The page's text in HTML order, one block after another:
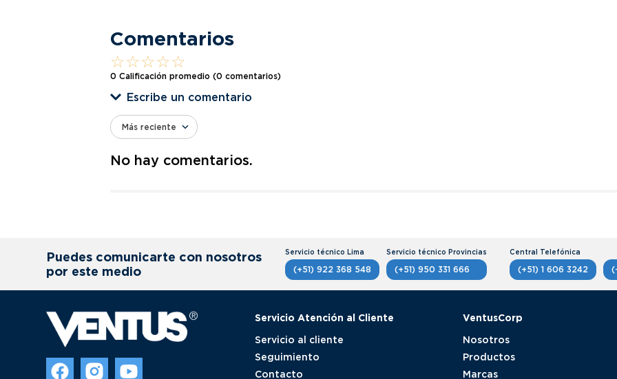
Comentarios
☆☆☆☆☆
0 Calificación promedio (0 comentarios)
Escribe un comentario
Agregar comentario
Título
Tu nombre
Dirección de email
Más reciente
No hay comentarios.
Puedes comunicarte con nosotros
por este medio
(+51) 922 368 548 (+51) 950 331 666 (+51) 1 606 3242
Servicio Atención al Cliente
Servicio al cliente
Seguimiento
Contacto
VentusCorp
Nosotros
Productos
Marcas